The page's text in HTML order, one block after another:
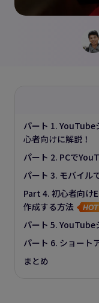
パート 1. YouTube
心者向けに解説！
パート 2. PCで
パート 3. モバイル
Part 4. 初心者向け
作成する方法
パート 5. YouTube
パート 6. ショート
まとめ